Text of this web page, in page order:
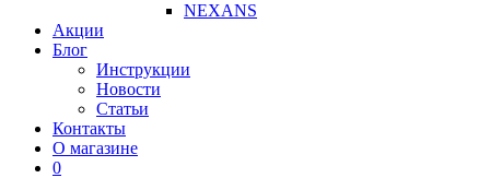
NEXANS
Акции
Блог
Инструкции
Новости
Статьи
Контакты
О магазине
0